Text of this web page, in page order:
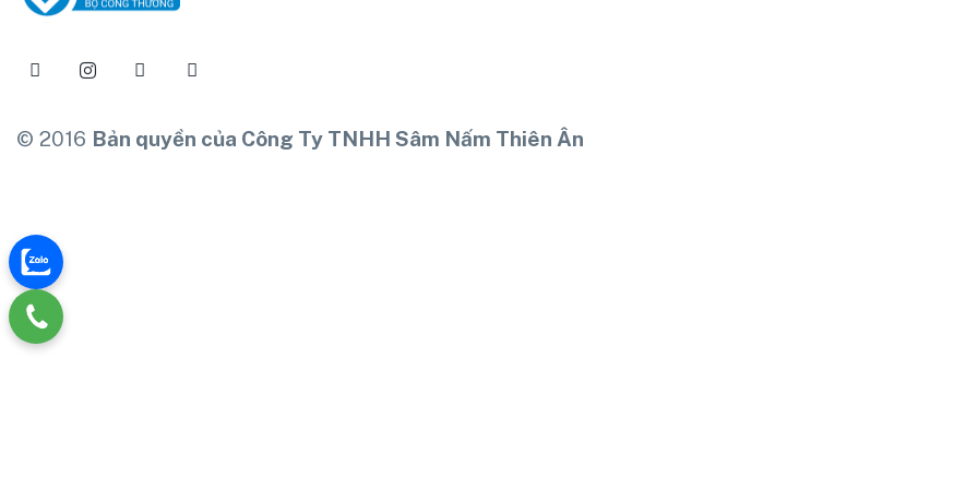
© 2016 Bản quyền của Công Ty TNHH Sâm Nấm Thiên Ân